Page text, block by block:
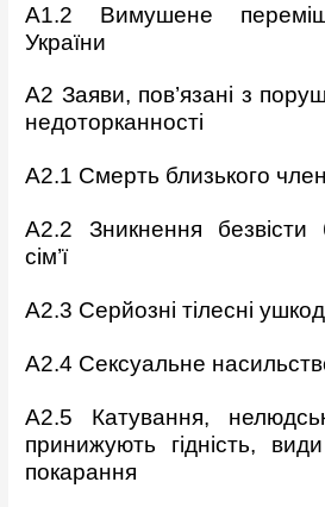
A1.2 Вимушене
України
A2 Заяви, пов’язані з
недоторканності
A2.1 Смерть близького
A2.2 Зникнення безвісти
сім’ї
A2.3 Серйозні тілесні
A2.4 Сексуальне
A2.5 Катування,
принижують гідність, види
покарання